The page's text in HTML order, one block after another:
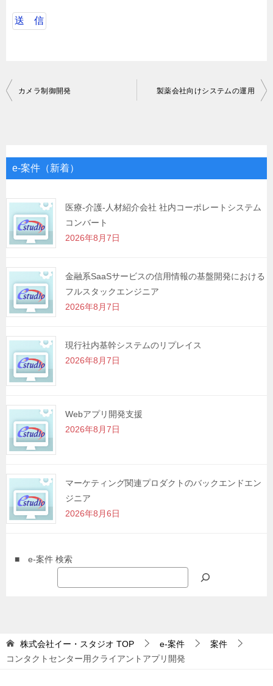
投
ゲ
シ
ョ
ン
カメラ制御開発 製薬会社向けシステムの運用
e-案件（新着）
医療-介護-人材紹介会社 社内コーポレートシステム
コンバート
2026年8月7日
金融系SaaSサービスの信用情報の基盤開発における
フルスタックエンジニア
2026年8月7日
現行社内基幹システムのリプレイス
2026年8月7日
Webアプリ開発支援
2026年8月7日
マーケティング関連プロダクトのバックエンドエン
ジニア
2026年8月6日
■ e-案件 検索
株式会社イー・スタジオ TOP e-案件
案件
コンタクトセンター用クライアントアプリ開発